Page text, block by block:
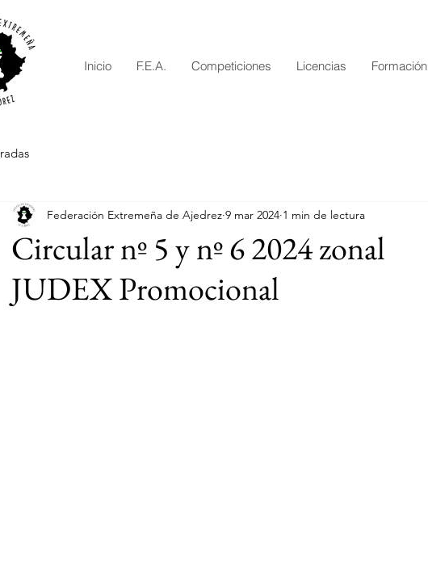
Inicio F.E.A. Competiciones Licencias Formación
Circular nº 5 y nº 6 2024 zonal
JUDEX Promocional
Federación Extremeña de Ajedrez 9 mar 2024 1 min de lectura